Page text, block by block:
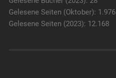
Gelesene Seiten (Oktober): 1.976
Gelesene Seiten (2023): 12.168